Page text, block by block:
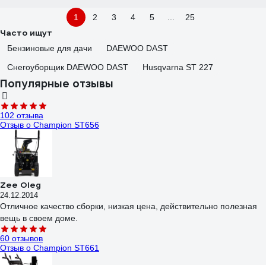
1 2 3 4 5 25
Часто ищут
Бензиновые для дачи
DAEWOO DAST
Снегоуборщик DAEWOO DAST
Husqvarna ST 227
Популярные отзывы
102 отзыва
Отзыв о Champion ST656
Zee Oleg
24.12.2014
Отличное качество сборки, низкая цена, действительно полезная
вещь в своем доме.
60 отзывов
Отзыв о Champion ST661